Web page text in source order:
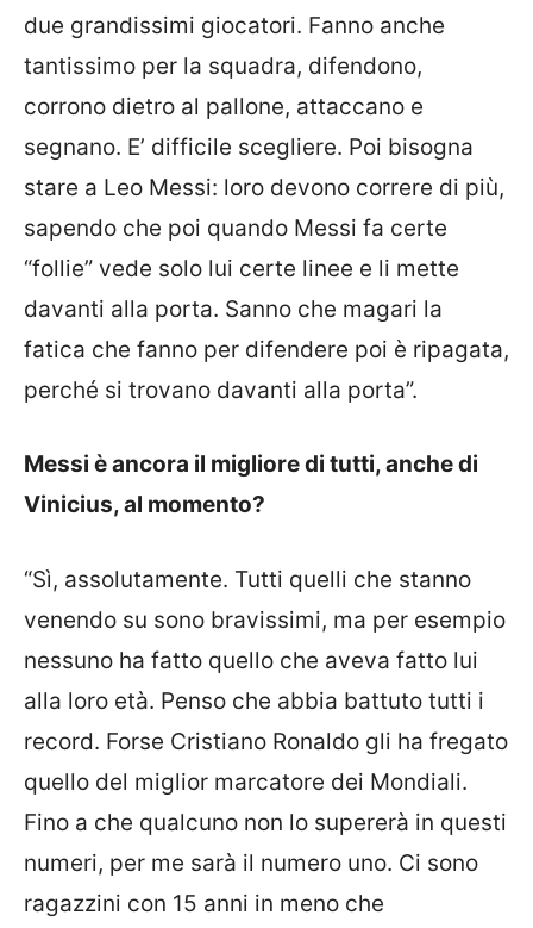
due grandissimi giocatori. Fanno anche
tantissimo per la squadra, difendono,
corrono dietro al pallone, attaccano e
segnano. E’ difficile scegliere. Poi bisogna
stare a Leo Messi: loro devono correre di più,
sapendo che poi quando Messi fa certe
“follie” vede solo lui certe linee e li mette
davanti alla porta. Sanno che magari la
fatica che fanno per difendere poi è ripagata,
perché si trovano davanti alla porta”.
Messi è ancora il migliore di tutti, anche di
Vinicius, al momento?
“Sì, assolutamente. Tutti quelli che stanno
venendo su sono bravissimi, ma per esempio
nessuno ha fatto quello che aveva fatto lui
alla loro età. Penso che abbia battuto tutti i
record. Forse Cristiano Ronaldo gli ha fregato
quello del miglior marcatore dei Mondiali.
Fino a che qualcuno non lo supererà in questi
numeri, per me sarà il numero uno. Ci sono
ragazzini con 15 anni in meno che